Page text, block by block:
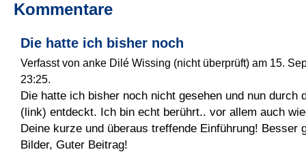
Kommentare
Die hatte ich bisher noch
Verfasst von anke Dilé Wissing (nicht überprüft) am 15.
23:25.
Die hatte ich bisher noch nicht gesehen und nun durch
(link) entdeckt. Ich bin echt berührt.. vor allem auch
Deine kurze und überaus treffende Einführung! Besser
Bilder, Guter Beitrag!